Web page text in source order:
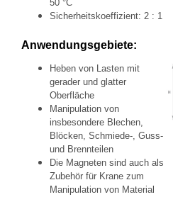
50 °C
Sicherheitskoeffizient: 2 : 1
Anwendungsgebiete:
Heben von Lasten mit
gerader und glatter
Oberfläche
Manipulation von
insbesondere Blechen,
Blöcken, Schmiede-, Guss-
und Brennteilen
Die Magneten sind auch als
Zubehör für Krane zum
Manipulation von Material